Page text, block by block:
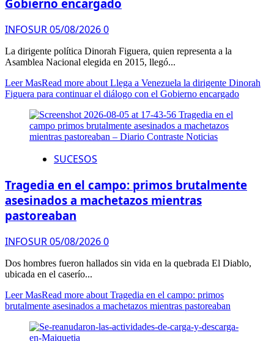
Gobierno encargado
INFOSUR05/08/20260
La dirigente política Dinorah Figuera, quien representa a la
Asamblea Nacional elegida en 2015, llegó...
Leer MasRead more about Llega a Venezuela la dirigente Dinorah
Figuera para continuar el diálogo con el Gobierno encargado
SUCESOS
Tragedia en el campo: primos brutalmente
asesinados a machetazos mientras
pastoreaban
INFOSUR05/08/20260
Dos hombres fueron hallados sin vida en la quebrada El Diablo,
ubicada en el caserío...
Leer MasRead more about Tragedia en el campo: primos
brutalmente asesinados a machetazos mientras pastoreaban